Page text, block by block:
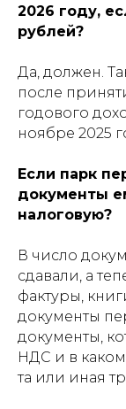
2026 году,
рублей?
Да, должен.
после
годового
ноябре 2025
Если парк
документы
налоговую?
В число
сдавали, а
фактуры,
документы
документы,
НДС и в
та или иная